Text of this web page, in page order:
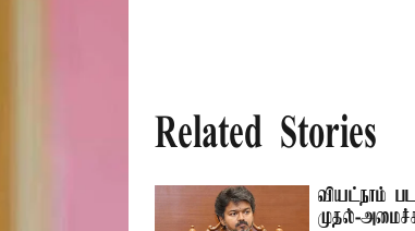
Related Stories
வியட்நாம்
முதல்-